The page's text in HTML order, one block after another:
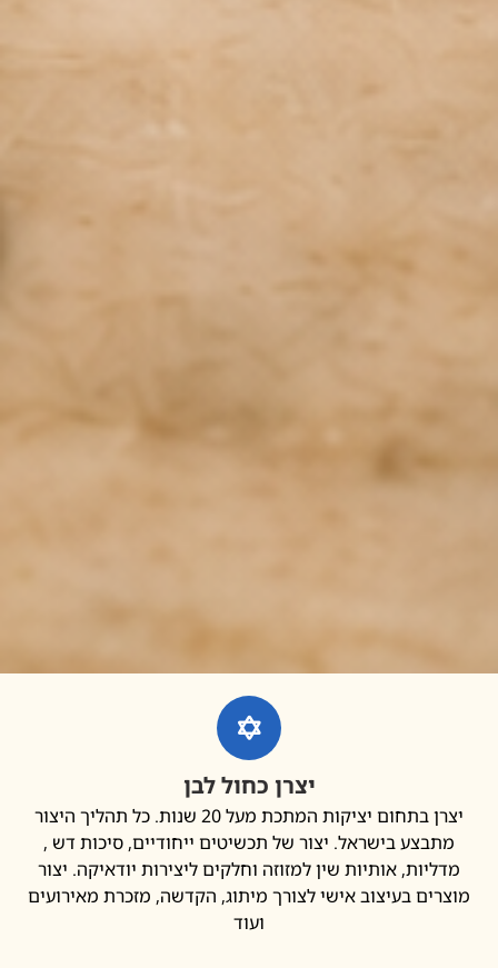
יצרן כחול לבן
יצרן בתחום יציקות המתכת מעל 20 שנות. כל תהליך היצור
בישראל. יצור של תכשיטים ייחודיים, סיכות דש ,
אותיות שין למזוזה וחלקים ליצירות יודאיקה. יצור
בעיצוב אישי לצורך מיתוג, הקדשה, מזכרת מאירועים